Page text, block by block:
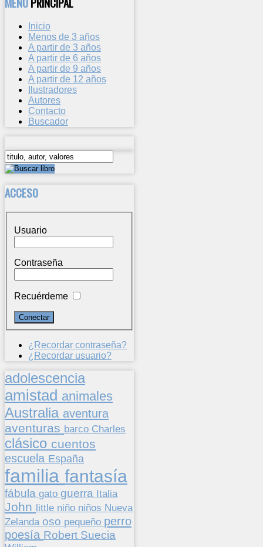
Inicio
Menos de 3 años
A partir de 3 años
A partir de 6 años
A partir de 9 años
A partir de 12 años
Ilustradores
Autores
Contacto
Buscador
ACCESO
Usuario
Contraseña
Recuérdeme
¿Recordar contraseña?
¿Recordar usuario?
adolescencia
amistad animales
Australia aventura
aventuras barco Charles
clásico cuentos
escuela España
familia fantasía
fábula gato guerra Italia
John little niño niños Nueva
Zelanda oso pequeño perro
poesía Robert Suecia